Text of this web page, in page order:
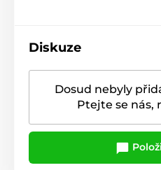
Diskuze
Dosud nebyly
Ptejte se nás,